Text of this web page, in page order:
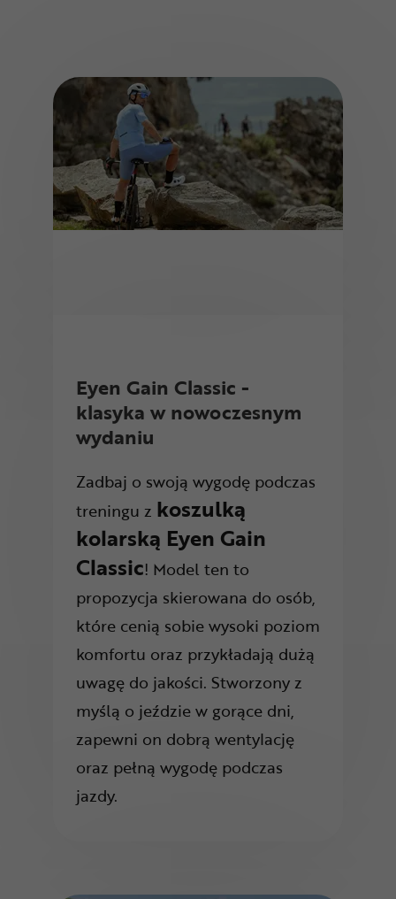
Eyen Gain Classic -
klasyka w nowoczesnym
wydaniu
Zadbaj o swoją wygodę podczas
treningu z koszulką
kolarską Eyen Gain
Classic! Model ten to
propozycja skierowana do osób,
które cenią sobie wysoki poziom
komfortu oraz przykładają dużą
uwagę do jakości. Stworzony z
myślą o jeździe w gorące dni,
zapewni on dobrą wentylację
oraz pełną wygodę podczas
jazdy.